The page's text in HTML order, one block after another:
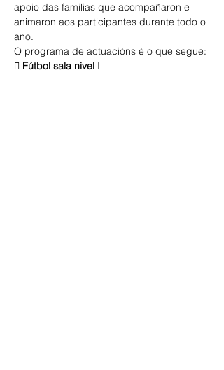
apoio das familias que acompañaron e
animaron aos participantes durante todo o
ano.
O programa de actuacións é o que segue:
 Fútbol sala nivel I